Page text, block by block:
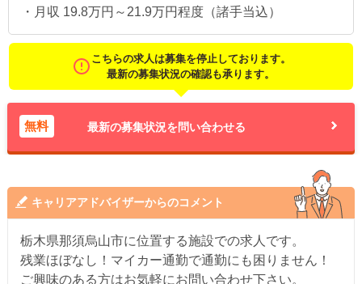
・月収 19.8万円～21.9万円程度（諸手当込）
こちらの求人は募集を停止しております。
最新の募集状況の確認も承ります。
無料 最新の募集状況を問い合わせる
キャリアアドバイザーからのコメント
栃木県那須烏山市に位置する施設での求人です。
残業ほぼなし！マイカー通勤で通勤にも困りません！
ご興味のある方はお気軽にお問い合わせ下さい。